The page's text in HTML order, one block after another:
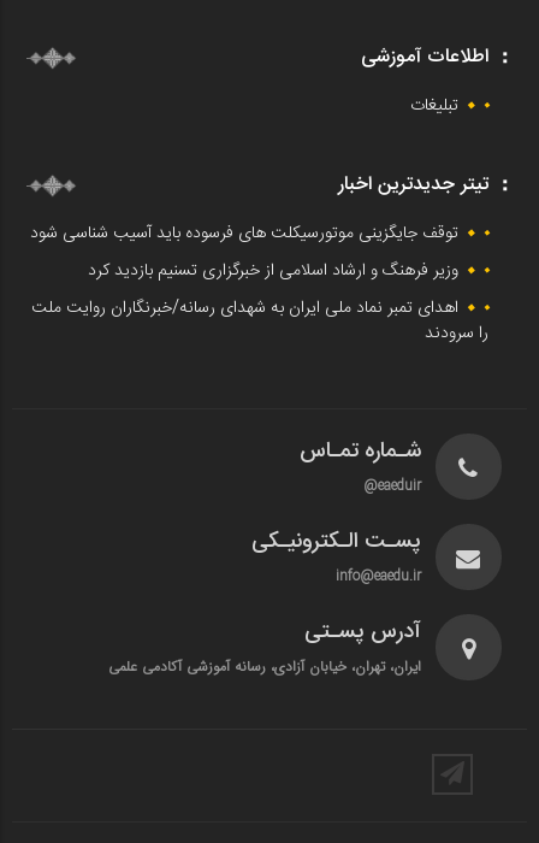
اطلاعات آموزشی
تبلیغات
تیتر جدیدترین اخبار
توقف جایگزینی موتورسیکلت های فرسوده باید آسیب شناسی شود
وزیر فرهنگ و ارشاد اسلامی از خبرگزاری تسنیم بازدید کرد
اهدای تمبر نماد ملی ایران به شهدای رسانه/خبرنگاران روایت ملت
را سرودند
شـماره تمـاس
eaeduir@
پسـت الـکترونیـکی
info@eaedu.ir
آدرس پسـتی
ایران، تهران، خیابان آزادی، رسانه آموزشی آکادمی علمی